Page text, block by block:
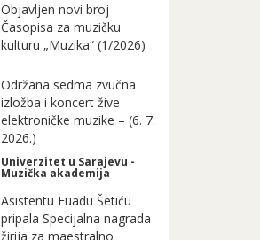
Objavljen novi broj
Časopisa za muzičku
kulturu „Muzika“ (1/2026)
Održana sedma zvučna
izložba i koncert žive
elektroničke muzike – (6. 7.
2026.)
Univerzitet u Sarajevu -
Muzička akademija
Asistentu Fuadu Šetiću
pripala Specijalna nagrada
žirija za maestralno